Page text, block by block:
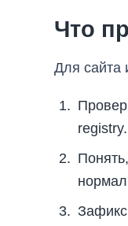
Что
Для сайта
registry.